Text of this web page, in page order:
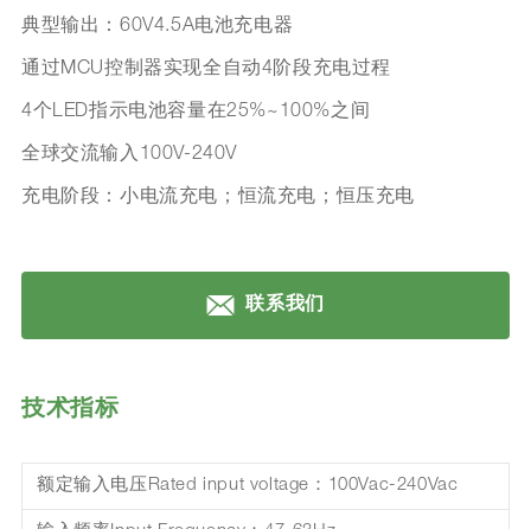
典型输出：60V4.5A电池充电器
通过MCU控制器实现全自动4阶段充电过程
4个LED指示电池容量在25%~100%之间
全球交流输入100V-240V
充电阶段：小电流充电；恒流充电；恒压充电
联系我们
技术指标
额定输入电压Rated input voltage：100Vac-240Vac